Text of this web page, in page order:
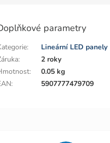
parametry
:
Lineární LED panely
:
2 roky
:
0.05 kg
: 5907777479709